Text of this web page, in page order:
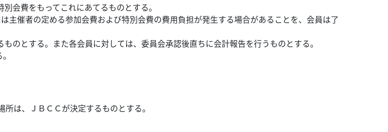
会費をもってこれにあてるものとする。
主催者の定める参加会費および特別会費の費用負担が発生する場合があることを、会員は了
のとする。また各会員に対しては、委員会承認後直ちに会計報告を行うものとする。
は、ＪＢＣＣが決定するものとする。